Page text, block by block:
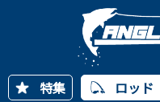
特集 ロッド